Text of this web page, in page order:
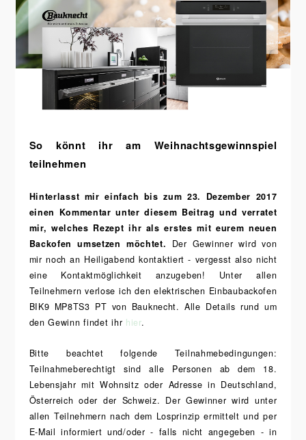
So könnt ihr am Weihnachtsgewinnspiel
teilnehmen
Hinterlasst mir einfach bis zum 23. Dezember 2017
einen Kommentar unter diesem Beitrag und verratet
mir, welches Rezept ihr als erstes mit eurem neuen
Backofen umsetzen möchtet. Der Gewinner wird von
mir noch an Heiligabend kontaktiert - vergesst also nicht
eine Kontaktmöglichkeit anzugeben! Unter allen
Teilnehmern verlose ich den elektrischen Einbaubackofen
BIK9 MP8TS3 PT von Bauknecht. Alle Details rund um
den Gewinn findet ihr hier.
Bitte beachtet folgende Teilnahmebedingungen:
Teilnahmeberechtigt sind alle Personen ab dem 18.
Lebensjahr mit Wohnsitz oder Adresse in Deutschland,
Österreich oder der Schweiz. Der Gewinner wird unter
allen Teilnehmern nach dem Losprinzip ermittelt und per
E-Mail informiert und/oder - falls nicht angegeben - in